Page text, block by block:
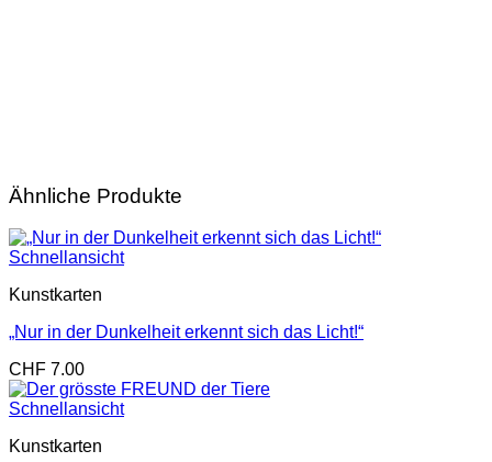
Ähnliche Produkte
Schnellansicht
Kunstkarten
„Nur in der Dunkelheit erkennt sich das Licht!“
CHF 7.00
Schnellansicht
Kunstkarten